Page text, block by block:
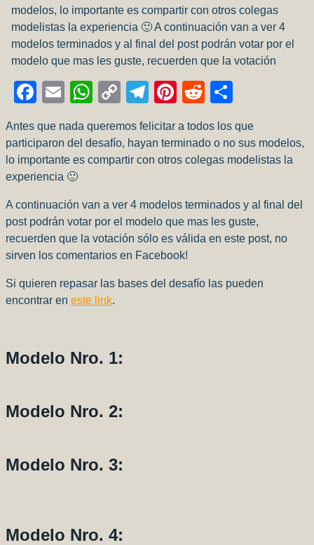
modelos, lo importante es compartir con otros colegas
modelistas la experiencia 🙂 A continuación van a ver 4
modelos terminados y al final del post podrán votar por el
modelo que mas les guste, recuerden que la votación
Facebook
EmailWhatsApp
CopyTelegram
Pinterest
Reddit
Antes que nada queremos felicitar a todos los que
participaron del desafío, hayan terminado o no sus modelos,
lo importante es compartir con otros colegas modelistas la
experiencia 🙂
A continuación van a ver 4 modelos terminados y al final del
post podrán votar por el modelo que mas les guste,
recuerden que la votación sólo es válida en este post, no
sirven los comentarios en Facebook!
Si quieren repasar las bases del desafío las pueden
encontrar en este link.
Modelo Nro. 1:
Modelo Nro. 2:
Modelo Nro. 3:
Modelo Nro. 4: